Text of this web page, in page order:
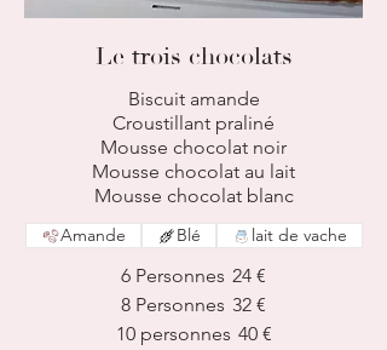
Le trois chocolats
Biscuit amande
Croustillant praliné
Mousse chocolat noir
Mousse chocolat au lait
Mousse chocolat blanc
6 Personnes 24 €
8 Personnes 32 €
10 personnes 40 €
Amande Blé lait de vache